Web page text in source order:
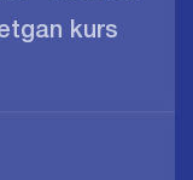
kurs